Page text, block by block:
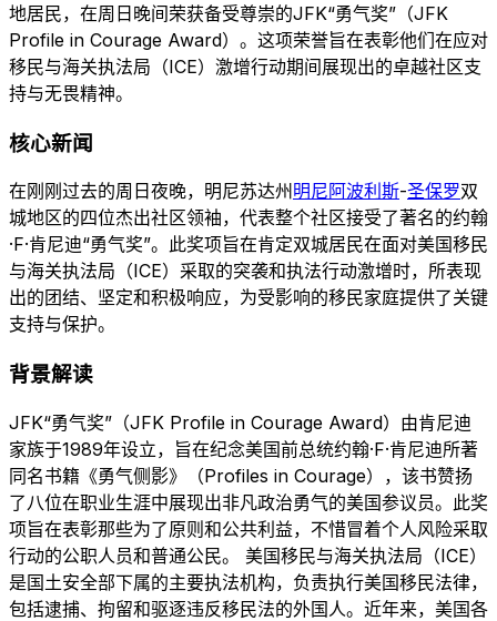
地居民，在周日晚间荣获备受尊崇的JFK“勇气奖”（JFK
Profile in Courage Award）。这项荣誉旨在表彰他们在应对
移民与海关执法局（ICE）激增行动期间展现出的卓越社区支
持与无畏精神。
核心新闻
在刚刚过去的周日夜晚，明尼苏达州 明尼阿波利斯-圣保罗双
城地区的四位杰出社区领袖，代表整个社区接受了著名的约翰
·F·肯尼迪“勇气奖”。此奖项旨在肯定双城居民在面对美国移民
与海关执法局（ICE）采取的突袭和执法行动激增时，所表现
出的团结、坚定和积极响应，为受影响的移民家庭提供了关键
支持与保护。
背景解读
JFK“勇气奖”（JFK Profile in Courage Award）由肯尼迪
家族于1989年设立，旨在纪念美国前总统约翰·F·肯尼迪所著
同名书籍《勇气侧影》（Profiles in Courage），该书赞扬
了八位在职业生涯中展现出非凡政治勇气的美国参议员。此奖
项旨在表彰那些为了原则和公共利益，不惜冒着个人风险采取
行动的公职人员和普通公民。 美国移民与海关执法局（ICE）
是国土安全部下属的主要执法机构，负责执行美国移民法律，
包括逮捕、拘留和驱逐违反移民法的外国人。近年来，美国各